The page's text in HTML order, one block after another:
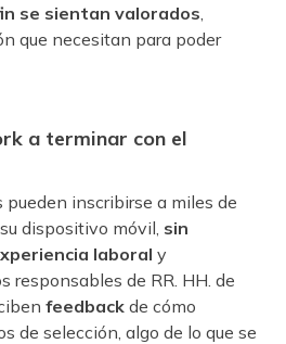
se sientan valorados
que necesitan para poder
a terminar con el
inscribirse a miles de
dispositivo móvil, sin
laboral y
responsables de RR. HH. de
feedback de cómo
de selección, algo de lo que se